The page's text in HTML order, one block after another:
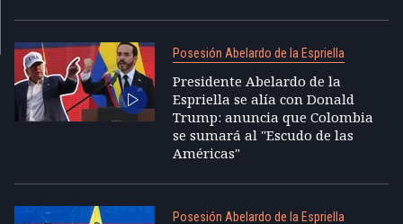
Posesión Abelardo de la Espriella
Presidente Abelardo de la
Espriella se alía con Donald
Trump: anuncia que Colombia
se sumará al "Escudo de las
Américas"
Posesión Abelardo de la Espriella